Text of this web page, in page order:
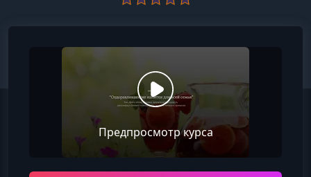
Предпросмотр курса